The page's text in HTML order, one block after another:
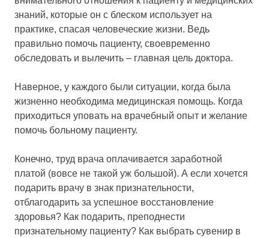
знаний, которые он с блеском использует на
практике, спасая человеческие жизни. Ведь
правильно помочь пациенту, своевременно
обследовать и вылечить – главная цель доктора.
Наверное, у каждого были ситуации, когда была
жизненно необходима медицинская помощь. Когда
приходиться уповать на врачебный опыт и желание
помочь больному пациенту.
Конечно, труд врача оплачивается заработной
платой (вовсе не такой уж большой). А если хочется
подарить врачу в знак признательности,
отблагодарить за успешное восстановление
здоровья? Как подарить, преподнести
признательному пациенту? Как выбрать сувенир в